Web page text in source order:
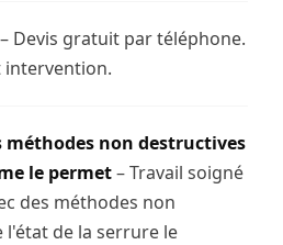
– Devis gratuit par téléphone.
intervention.
méthodes non destructives
le permet– Travail soigné
des méthodes non
de la serrure le